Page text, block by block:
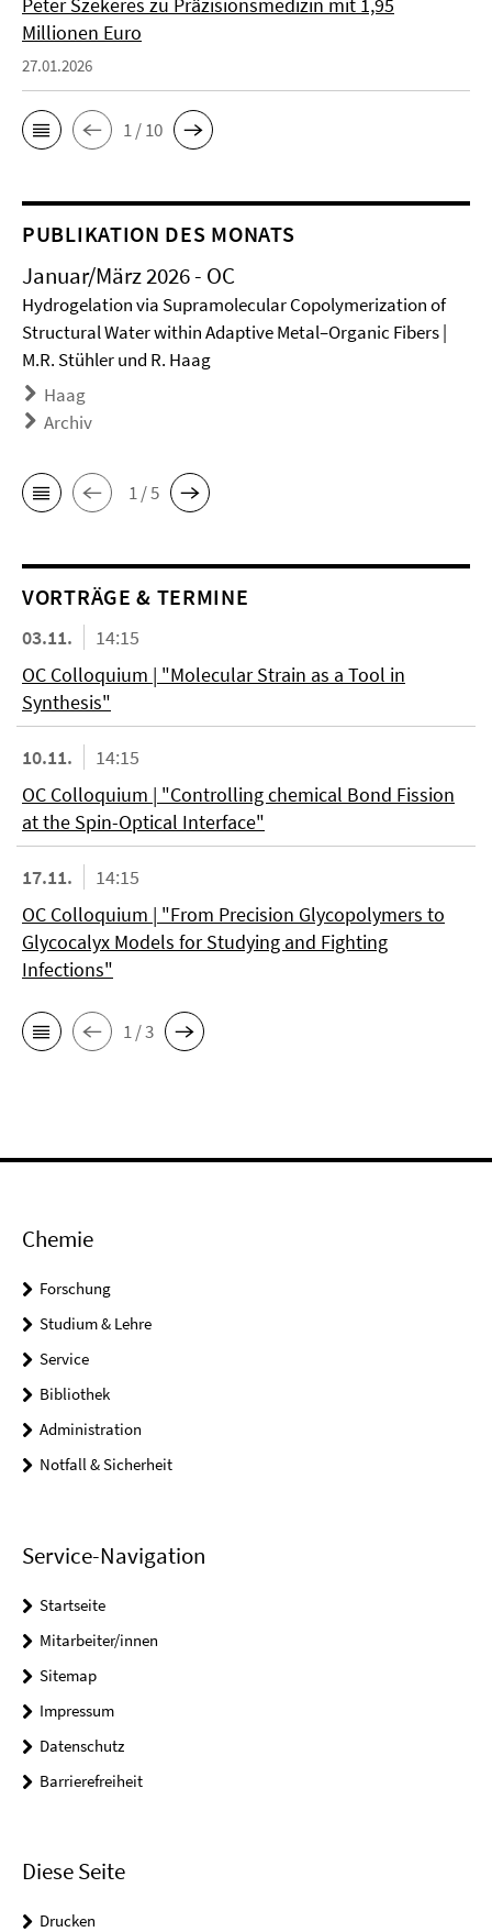
Millionen Euro
27.01.2026
1 / 10
PUBLIKATION DES MONATS
Januar/März 2026 - OC
Hydrogelation via Supramolecular Copolymerization of
Structural Water within Adaptive Metal–Organic Fibers |
M.R. Stühler und R. Haag
Haag
Archiv
1 / 5
VORTRÄGE & TERMINE
03.11.
14:15
OC Colloquium | "Molecular Strain as a Tool in
Synthesis"
10.11.
14:15
OC Colloquium | "Controlling chemical Bond Fission
at the Spin-Optical Interface"
17.11.
14:15
OC Colloquium | "From Precision Glycopolymers to
Glycocalyx Models for Studying and Fighting
Infections"
1 / 3
Chemie
Forschung
Studium & Lehre
Service
Bibliothek
Administration
Notfall & Sicherheit
Service-Navigation
Startseite
Mitarbeiter/innen
Sitemap
Impressum
Datenschutz
Barrierefreiheit
Diese Seite
Drucken